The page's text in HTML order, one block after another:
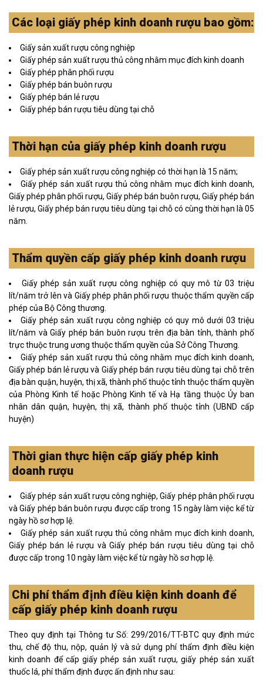
Các loại giấy phép kinh doanh rượu bao gồm:
Giấy sản xuất rượu công nghiệp
Giấy phép sản xuất rượu thủ công nhằm mục đích kinh doanh
Giấy phép phân phối rượu
Giấy phép bán buôn rượu
Giấy phép bán lẻ rượu
Giấy phép bán rượu tiêu dùng tại chỗ
Thời hạn của giấy phép kinh doanh rượu
Giấy phép sản xuất rượu công nghiệp có thời hạn là 15 năm;
Giấy phép sản xuất rượu thủ công nhằm mục đích kinh doanh,
Giấy phép phân phối rượu, Giấy phép bán buôn rượu, Giấy phép bán
lẻ rượu, Giấy phép bán rượu tiêu dùng tại chỗ có cùng thời hạn là 05
năm.
Thẩm quyền cấp giấy phép kinh doanh rượu
Giấy phép sản xuất rượu công nghiệp có quy mô từ 03 triệu
lít/năm trở lên và Giấy phép phân phối rượu thuộc thẩm quyền cấp
phép của Bộ Công thương.
Giấy phép sản xuất rượu công nghiệp có quy mô dưới 03 triệu
lít/năm và Giấy phép bán buôn rượu trên địa bàn tỉnh, thành phố
trực thuộc trung ương thuộc thẩm quyền của Sở Công Thương.
Giấy phép sản xuất rượu thủ công nhằm mục đích kinh doanh,
Giấy phép bán lẻ rượu và Giấy phép bán rượu tiêu dùng tại chỗ trên
địa bàn quận, huyện, thị xã, thành phố thuộc tỉnh thuộc thẩm quyền
của Phòng Kinh tế hoặc Phòng Kinh tế và Hạ tầng thuộc Ủy ban
nhân dân quận, huyện, thị xã, thành phố thuộc tỉnh (UBND cấp
huyện)
Thời gian thực hiện cấp giấy phép kinh
doanh rượu
Giấy phép sản xuất rượu công nghiệp, Giấy phép phân phối rượu
và Giấy phép bán buôn rượu được cấp trong 15 ngày làm việc kể từ
ngày hồ sơ hợp lệ.
Giấy phép sản xuất rượu thủ công nhằm mục đích kinh doanh,
Giấy phép bán lẻ rượu và Giấy phép bán rượu tiêu dùng tại chỗ
được cấp trong 10 ngày làm việc kể từ ngày hồ sơ hợp lệ.
Chi phí thẩm định điều kiện kinh doanh để
cấp giấy phép kinh doanh rượu
Theo quy định tại Thông tư Số: 299/2016/TT-BTC quy định mức
thu, chế độ thu, nộp, quản lý và sử dụng phí thẩm định điều kiện
kinh doanh để cấp giấy phép sản xuất rượu, giấy phép sản xuất
thuốc lá, phí thẩm định được ấn định như sau: